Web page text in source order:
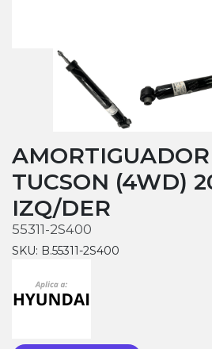
TUCSON (4WD)
IZQ/DER
55311-2S400
SKU: B.55311-2S400